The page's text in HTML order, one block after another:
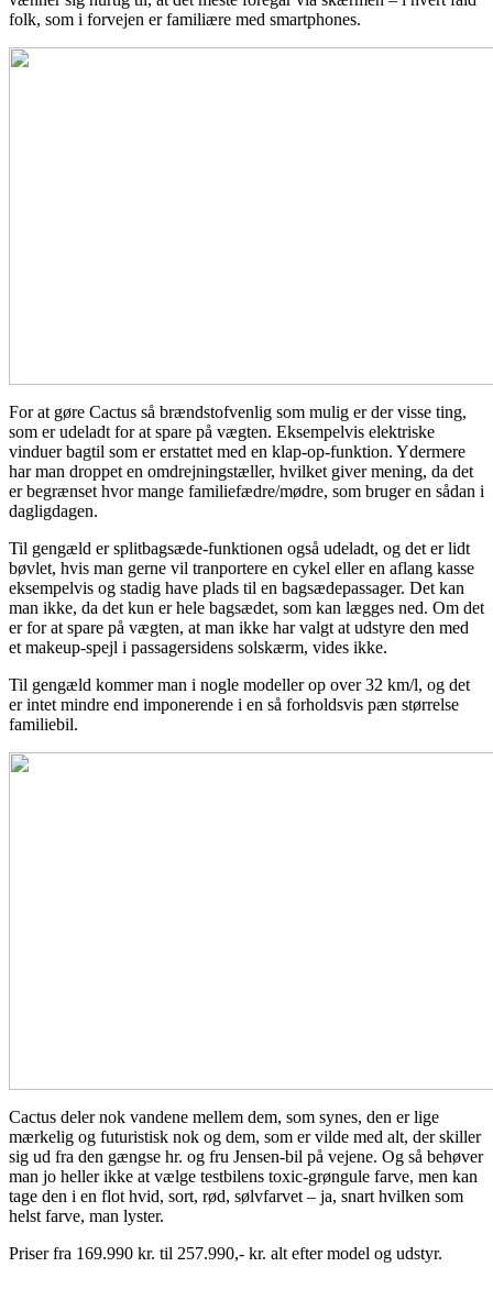
folk, som i forvejen er familiære med smartphones.
For at gøre Cactus så brændstofvenlig som mulig er der visse ting,
som er udeladt for at spare på vægten. Eksempelvis elektriske
vinduer bagtil som er erstattet med en klap-op-funktion. Ydermere
har man droppet en omdrejningstæller, hvilket giver mening, da det
er begrænset hvor mange familiefædre/mødre, som bruger en sådan i
dagligdagen.
Til gengæld er splitbagsæde-funktionen også udeladt, og det er lidt
bøvlet, hvis man gerne vil tranportere en cykel eller en aflang kasse
eksempelvis og stadig have plads til en bagsædepassager. Det kan
man ikke, da det kun er hele bagsædet, som kan lægges ned. Om det
er for at spare på vægten, at man ikke har valgt at udstyre den med
et makeup-spejl i passagersidens solskærm, vides ikke.
Til gengæld kommer man i nogle modeller op over 32 km/l, og det
er intet mindre end imponerende i en så forholdsvis pæn størrelse
familiebil.
Cactus deler nok vandene mellem dem, som synes, den er lige
mærkelig og futuristisk nok og dem, som er vilde med alt, der skiller
sig ud fra den gængse hr. og fru Jensen-bil på vejene. Og så behøver
man jo heller ikke at vælge testbilens toxic-grøngule farve, men kan
tage den i en flot hvid, sort, rød, sølvfarvet – ja, snart hvilken som
helst farve, man lyster.
Priser fra 169.990 kr. til 257.990,- kr. alt efter model og udstyr.